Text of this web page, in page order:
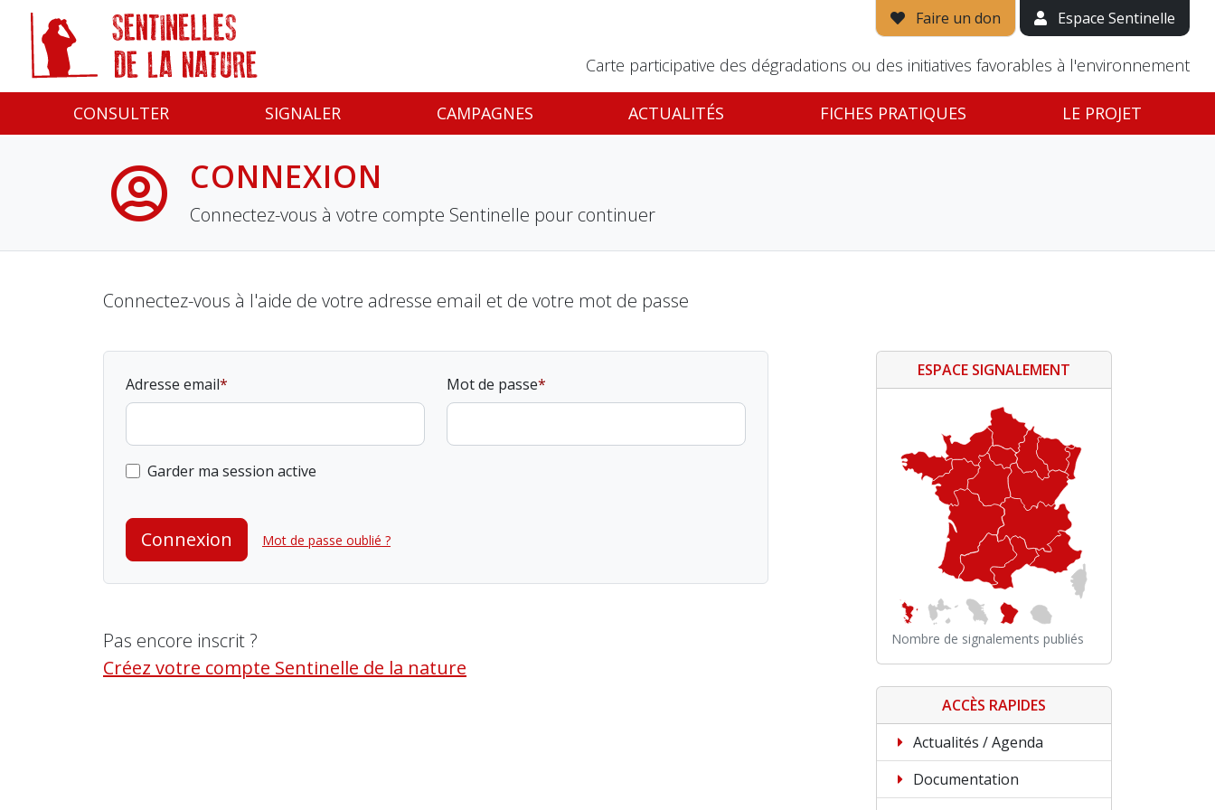
Faire un don Espace Sentinelle
Carte participative des dégradations ou des initiatives favorables à l'environnement
CONSULTER SIGNALER CAMPAGNES ACTUALITÉS FICHES PRATIQUES LE PROJET
CONNEXION
Connectez-vous à votre compte Sentinelle pour continuer
Connectez-vous à l'aide de votre adresse email et de votre mot de passe
Adresse email Mot de passe
Garder ma session active
Connexion Mot de passe oublié ?
Pas encore inscrit ?
Créez votre compte Sentinelle de la nature
ESPACE SIGNALEMENT
Nombre de signalements publiés
ACCÈS RAPIDES
Actualités / Agenda
Documentation
Panneau de gestion des cookies